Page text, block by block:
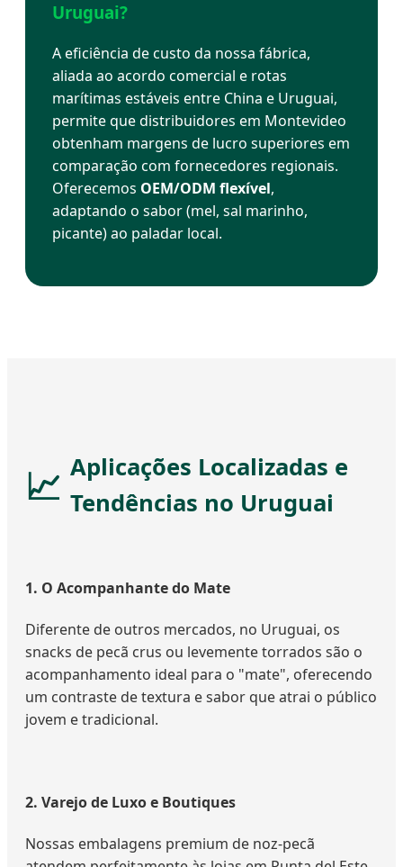
Uruguai?
A eficiência de custo da nossa fábrica,
aliada ao acordo comercial e rotas
marítimas estáveis entre China e Uruguai,
permite que distribuidores em Montevideo
obtenham margens de lucro superiores em
comparação com fornecedores regionais.
Oferecemos OEM/ODM flexível,
adaptando o sabor (mel, sal marinho,
picante) ao paladar local.
Aplicações Localizadas e
Tendências no Uruguai
1. O Acompanhante do Mate
Diferente de outros mercados, no Uruguai, os
snacks de pecã crus ou levemente torrados são o
acompanhamento ideal para o "mate", oferecendo
um contraste de textura e sabor que atrai o público
jovem e tradicional.
2. Varejo de Luxo e Boutiques
Nossas embalagens premium de noz-pecã